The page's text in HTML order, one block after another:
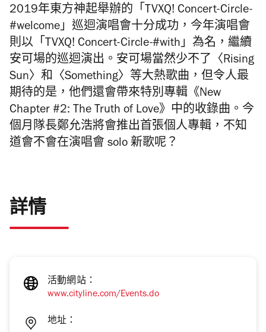
2019年東方神起舉辦的「TVXQ! Concert-Circle-
#welcome」巡迴演唱會十分成功，今年演唱會
則以「TVXQ! Concert-Circle-#with」為名，繼續
安可場的巡迴演出。安可場當然少不了〈Rising
Sun〉和〈Something〉等大熱歌曲，但令人最
期待的是，他們還會帶來特別專輯《New
Chapter #2: The Truth of Love》中的收錄曲。今
個月隊長鄭允浩將會推出首張個人專輯，不知
道會不會在演唱會 solo 新歌呢？
詳情
活動網站：
www.cityline.com/Events.do
地址：